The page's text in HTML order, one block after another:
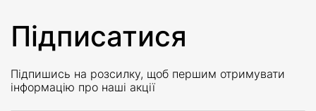
Підписатися
Підпишись на розсилку, щоб першим отримувати
інформацію про наші акції